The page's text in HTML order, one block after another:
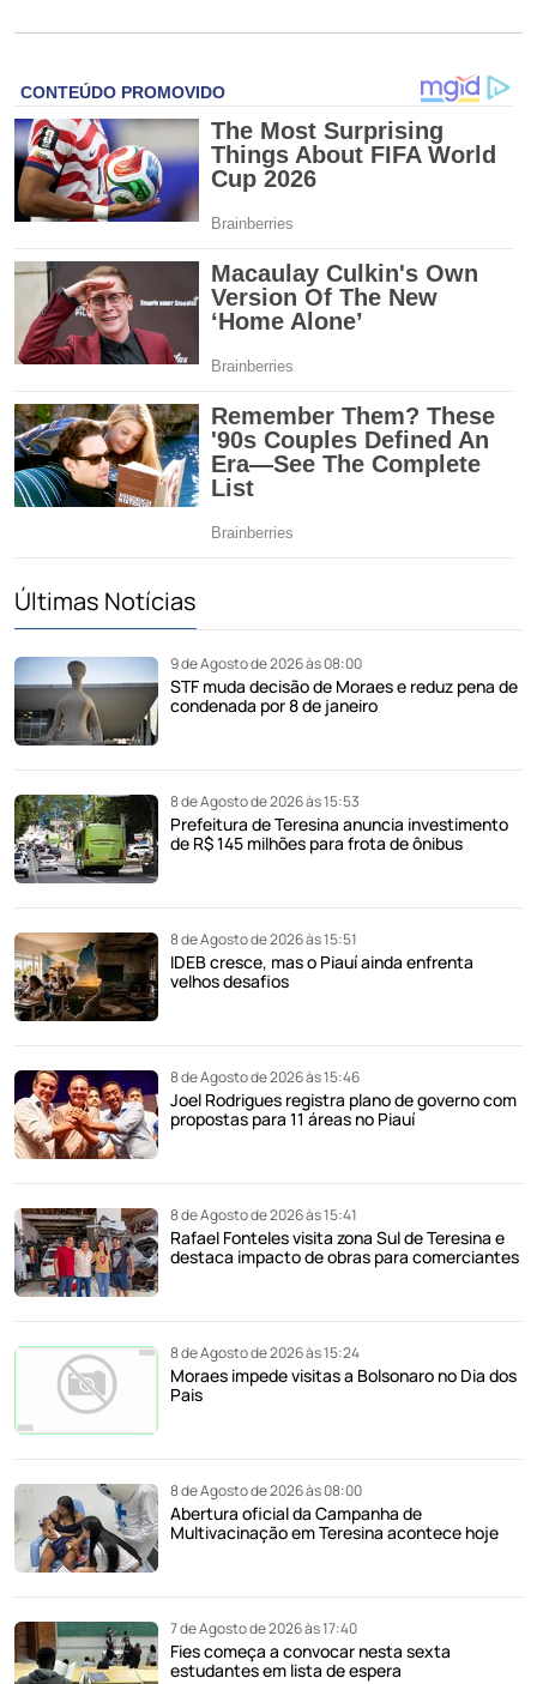
Últimas Notícias
9 de Agosto de 2026 às 08:00
STF muda decisão de Moraes e reduz pena de
condenada por 8 de janeiro
8 de Agosto de 2026 às 15:53
Prefeitura de Teresina anuncia investimento
de R$ 145 milhões para frota de ônibus
8 de Agosto de 2026 às 15:51
IDEB cresce, mas o Piauí ainda enfrenta
velhos desafios
8 de Agosto de 2026 às 15:46
Joel Rodrigues registra plano de governo com
propostas para 11 áreas no Piauí
8 de Agosto de 2026 às 15:41
Rafael Fonteles visita zona Sul de Teresina e
destaca impacto de obras para comerciantes
8 de Agosto de 2026 às 15:24
Moraes impede visitas a Bolsonaro no Dia dos
Pais
8 de Agosto de 2026 às 08:00
Abertura oficial da Campanha de
Multivacinação em Teresina acontece hoje
7 de Agosto de 2026 às 17:40
Fies começa a convocar nesta sexta
estudantes em lista de espera